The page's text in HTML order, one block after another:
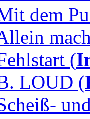
dem
(
LOUD (